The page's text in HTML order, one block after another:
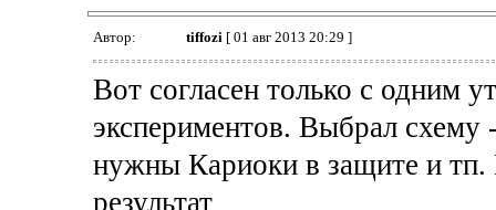
Автор: tiffozi[ 01 авг 2013 20:29 ]
Вот согласен только с одним
экспериментов. Выбрал схему
нужны Кариоки в защите и тп.
результат